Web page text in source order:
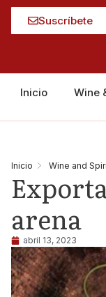
Suscríbete
Inicio Wine
Inicio Wine and
arena
abril 13, 2023